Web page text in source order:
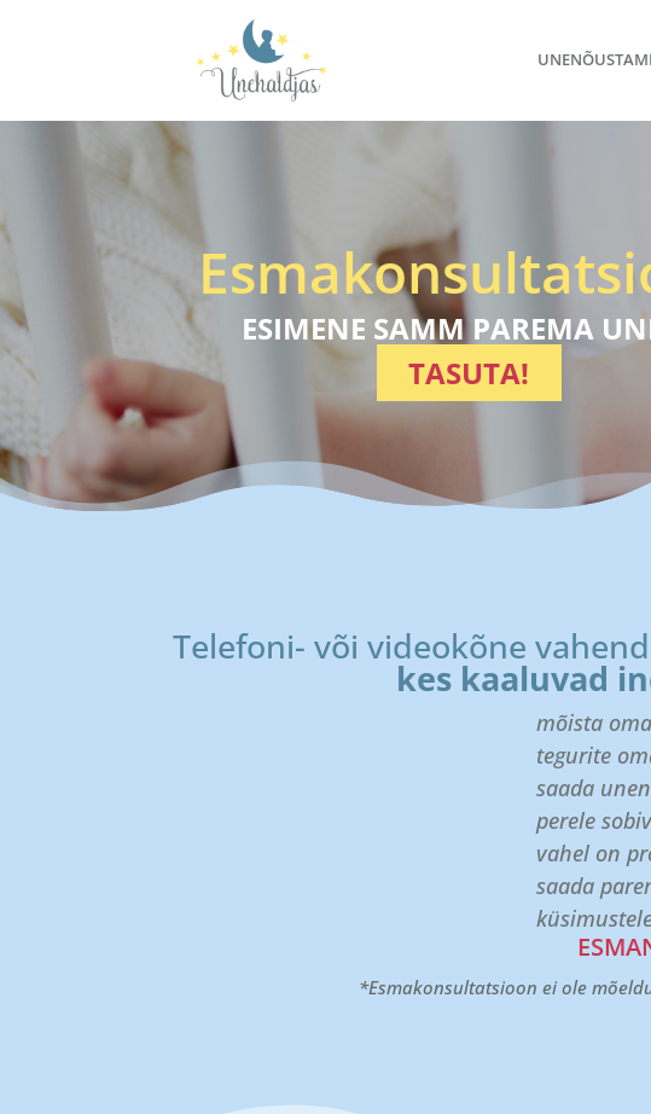
ESIMENE SAMM PAREMA
TASUTA!
Telefoni- või videokõne
kes kaaluvad
mõista
tegurite
saada
perele
vahel on
saada
*Esmakonsultatsioon ei ole